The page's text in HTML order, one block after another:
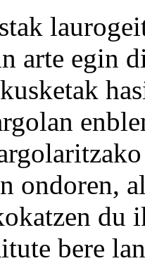
arte egin
ondoren,
du
bere